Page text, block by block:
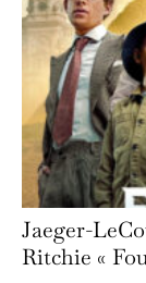
Jaeger-
Ritchie «